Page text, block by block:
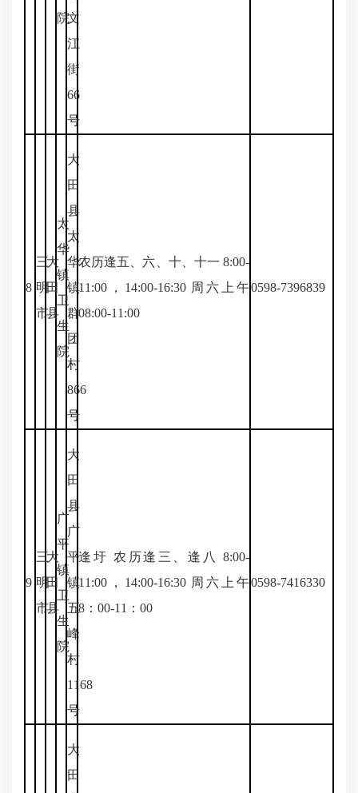
院文
江
街
66
号
8
三
明
市
大
田
县
太
华
镇
卫
生
院
大
田
县
太
华
镇
群
团
村
866
号
农历逢五、六、十、十一 8:00-
11:00，14:00-16:30 周六上午
08:00-11:00
0598-7396839
9
三
明
市
大
田
县
广
平
镇
卫
生
院
大
田
县
广
平
镇
五
峰
村
1168
号
逢圩 农历逢三、逢八 8:00-
11:00，14:00-16:30 周六上午
8：00-11：00
0598-7416330
大
田